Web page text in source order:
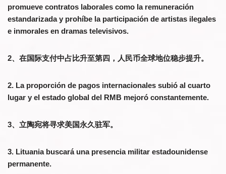
promueve contratos laborales como la remuneración
estandarizada y prohíbe la participación de artistas ilegales
e inmorales en dramas televisivos.
2、在国际支付中占比升至第四，人民币全球地位稳步提升。
2. La proporción de pagos internacionales subió al cuarto
lugar y el estado global del RMB mejoró constantemente.
3、立陶宛将寻求美国永久驻军。
3. Lituania buscará una presencia militar estadounidense
permanente.